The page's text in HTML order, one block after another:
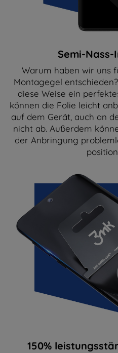
Semi-
Warum haben wir uns
Montagegel
diese Weise ein
können die Folie leicht
auf dem Gerät, auch an
nicht ab. Außerdem
der Anbringung
150%